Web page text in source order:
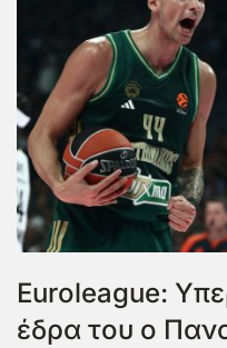
Euroleague:
έδρα του ο